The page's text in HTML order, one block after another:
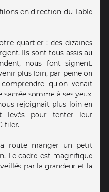
en direction du Table
quartier : des dizaines
Ils sont tous assis au
nous font signent.
plus loin, par peine on
qu'on venait
somme à ses yeux.
rejoignait plus loin en
levés pour tenter leur
filer.
route manger un petit
Le cadre est magnifique
par la grandeur et la